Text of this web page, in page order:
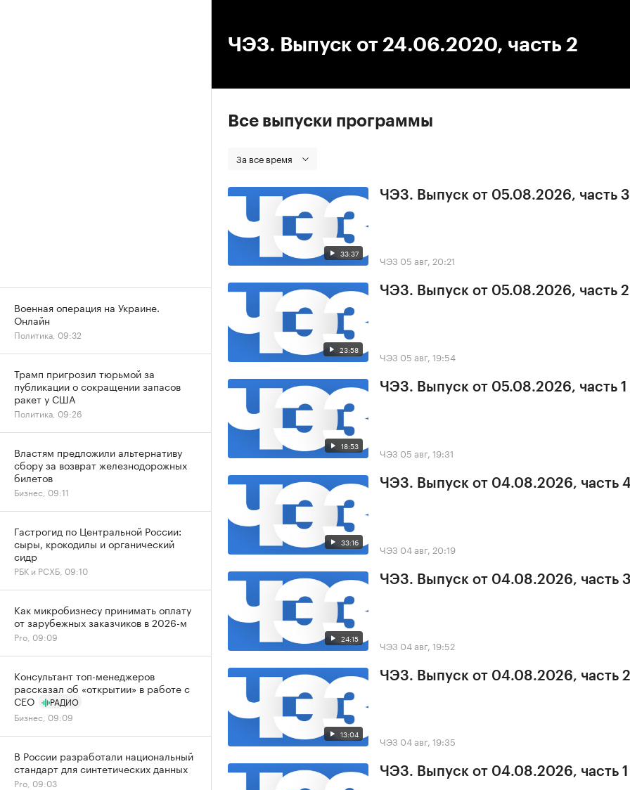
ЧЭЗ. Выпуск от 24.06.2020, часть 2
Все выпуски программы
За все время
33:37
ЧЭЗ. Выпуск от 05.08.2026, часть 3
ЧЭЗ 05 авг, 20:21
23:58
ЧЭЗ. Выпуск от 05.08.2026, часть 2
ЧЭЗ 05 авг, 19:54
18:53
ЧЭЗ. Выпуск от 05.08.2026, часть 1
ЧЭЗ 05 авг, 19:31
33:16
ЧЭЗ. Выпуск от 04.08.2026, часть
ЧЭЗ 04 авг, 20:19
24:15
ЧЭЗ. Выпуск от 04.08.2026, часть
ЧЭЗ 04 авг, 19:52
13:04
ЧЭЗ. Выпуск от 04.08.2026, часть 2
ЧЭЗ 04 авг, 19:35
ЧЭЗ. Выпуск от 04.08.2026, часть 1
Военная операция на Украине.
Онлайн
Политика, 09:32
Трамп пригрозил тюрьмой за
публикации о сокращении запасов
ракет у США
Политика, 09:26
Властям предложили альтернативу
сбору за возврат железнодорожных
билетов
Бизнес, 09:11
Гастрогид по Центральной России:
сыры, крокодилы и органический
сидр
РБК и РСХБ, 09:10
Как микробизнесу принимать оплату
от зарубежных заказчиков в 2026-м
Pro, 09:09
Консультант топ-менеджеров
рассказал об «открытии» в работе с
CEO
РАДИО
Бизнес, 09:09
В России разработали национальный
стандарт для синтетических данных
Pro, 09:03